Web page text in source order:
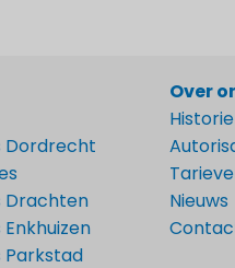
Dordrecht
Drachten
Parkstad
Over
Historie
Nieuws